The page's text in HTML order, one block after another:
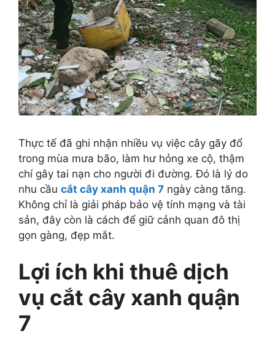
Thực tế đã ghi nhận nhiều vụ việc cây gãy đổ
trong mùa mưa bão, làm hư hỏng xe cộ, thậm
chí gây tai nạn cho người đi đường. Đó là lý do
nhu cầu cắt cây xanh quận 7 ngày càng tăng.
Không chỉ là giải pháp bảo vệ tính mạng và tài
sản, đây còn là cách để giữ cảnh quan đô thị
gọn gàng, đẹp mắt.
Lợi ích khi thuê dịch
vụ cắt cây xanh quận
7